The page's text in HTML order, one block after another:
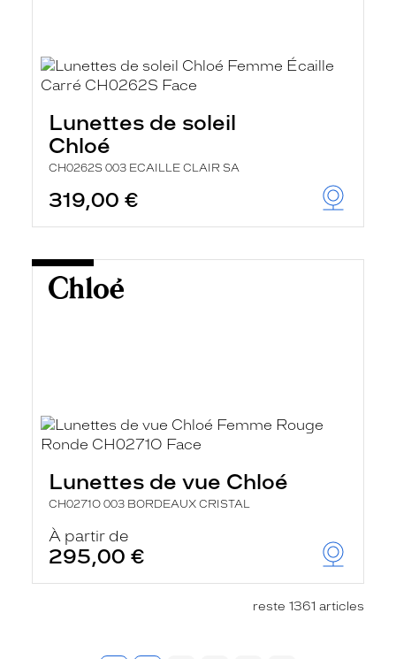
Lunettes de soleil
Chloé
CH0262S 003 ECAILLE CLAIR SA
319,00 €
Lunettes de vue Chloé
CH0271O 003 BORDEAUX CRISTAL
À partir de
295,00 €
reste 1361 articles